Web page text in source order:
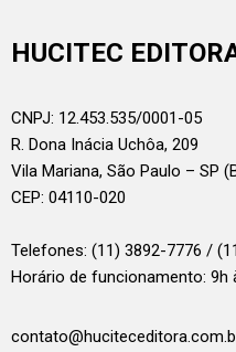
HUCITEC
CNPJ: 12.453.535/0001-05
R. Dona Inácia Uchôa, 209
Vila Mariana, São Paulo – SP
CEP: 04110-020
Telefones: (11) 3892-7776 /
Horário de funcionamento: 9h